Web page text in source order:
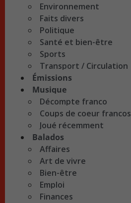
Environnement
Faits divers
Politique
Santé et bien-être
Sports
Transport / Circulation
Émissions
Musique
Décompte franco
Coups de coeur francos
Joué récemment
Balados
Affaires
Art de vivre
Bien-être
Emploi
Finances